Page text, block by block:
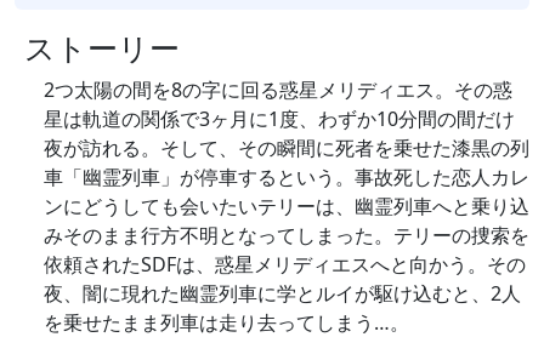
ストーリー
2つ太陽の間を8の字に回る惑星メリディエス。その惑
星は軌道の関係で3ヶ月に1度、わずか10分間の間だけ
夜が訪れる。そして、その瞬間に死者を乗せた漆黒の列
車「幽霊列車」が停車するという。事故死した恋人カレ
ンにどうしても会いたいテリーは、幽霊列車へと乗り込
みそのまま行方不明となってしまった。テリーの捜索を
依頼されたSDFは、惑星メリディエスへと向かう。その
夜、闇に現れた幽霊列車に学とルイが駆け込むと、2人
を乗せたまま列車は走り去ってしまう…。